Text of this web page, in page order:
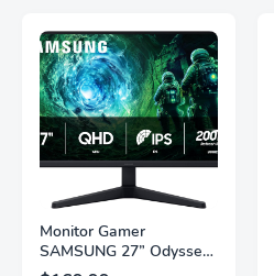
Monitor Gamer
SAMSUNG 27” Odyssey
G5 G53F con Resolución